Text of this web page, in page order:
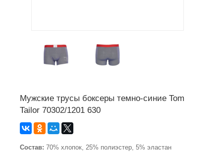
Мужские трусы боксеры темно-синие Tom
Tailor 70302/1201 630
Состав: 70% хлопок, 25% полиэстер, 5% эластан